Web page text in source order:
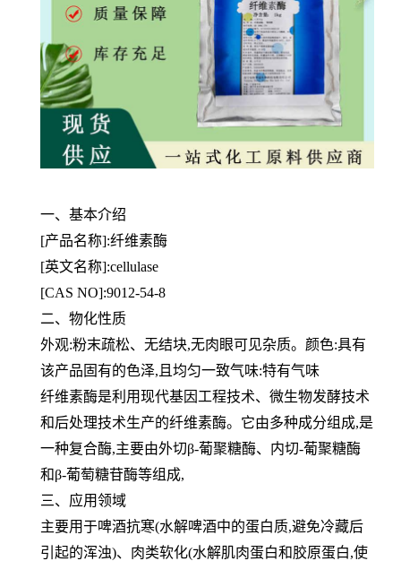
一、基本介绍
[产品名称]:纤维素酶
[英文名称]:cellulase
[CAS NO]:9012-54-8
二、物化性质
外观:粉末疏松、无结块,无肉眼可见杂质。颜色:具有
该产品固有的色泽,且均匀一致气味:特有气味
纤维素酶是利用现代基因工程技术、微生物发酵技术
和后处理技术生产的纤维素酶。它由多种成分组成,是
一种复合酶,主要由外切β-葡聚糖酶、内切-葡聚糖酶
和β-葡萄糖苷酶等组成,
三、应用领域
主要用于啤酒抗寒(水解啤酒中的蛋白质,避免冷藏后
引起的浑浊)、肉类软化(水解肌肉蛋白和胶原蛋白,使